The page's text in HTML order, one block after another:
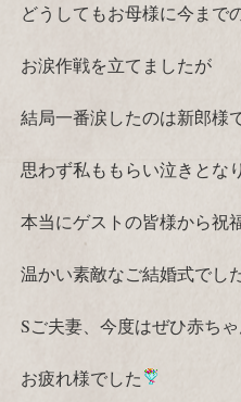
どうしてもお母様に今まで
お涙作戦を立てましたが
結局一番涙したのは新郎様
思わず私ももらい泣きとな
本当にゲストの皆様から祝
温かい素敵なご結婚式でし
Sご夫妻、今度はぜひ赤ち
お疲れ様でした